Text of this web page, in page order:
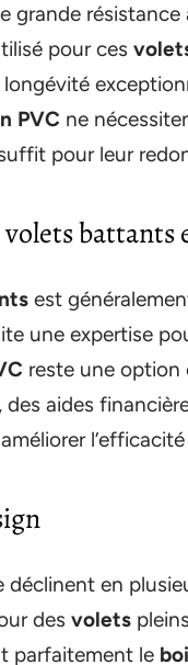
grande
pour ces
PVC ne
pour leur
battants
est
une expertise
reste une option
des aides
déclinent en
des volets
parfaitement le